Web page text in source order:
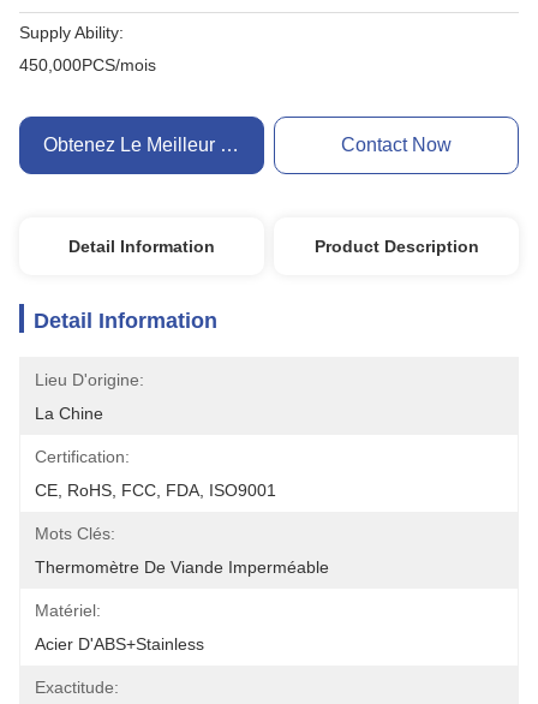
Supply Ability:
450,000PCS/mois
Obtenez Le Meilleur Prix Contact Now
Detail Information Product Description
Detail Information
Lieu D'origine:
La Chine
Certification:
CE, RoHS, FCC, FDA, ISO9001
Mots Clés:
Thermomètre De Viande Imperméable
Matériel:
Acier D'ABS+stainless
Exactitude: